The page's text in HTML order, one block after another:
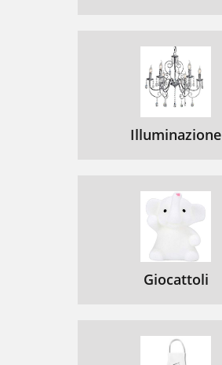
Illuminazione
Giocattoli